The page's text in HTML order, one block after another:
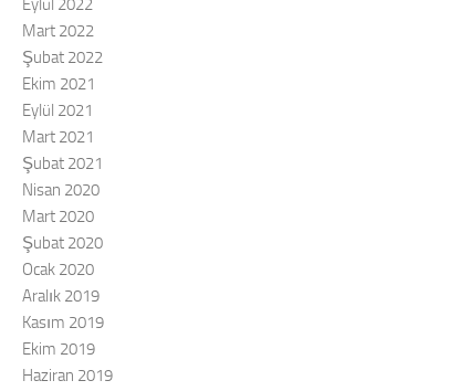
Eylül 2022
Mart 2022
Şubat 2022
Ekim 2021
Eylül 2021
Mart 2021
Şubat 2021
Nisan 2020
Mart 2020
Şubat 2020
Ocak 2020
Aralık 2019
Kasım 2019
Ekim 2019
Haziran 2019